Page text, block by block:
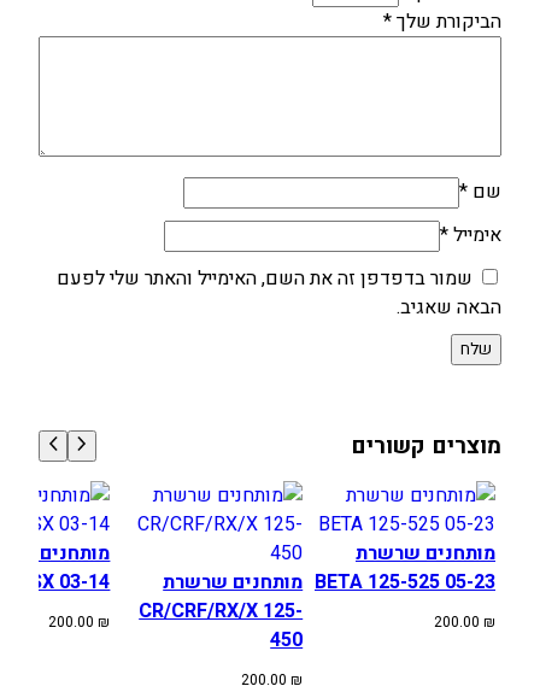
הביקורת שלך*
שם *
אימייל*
שמור בדפדפן זה את השם, האימייל והאתר שלי לפעם
הבאה שאגיב.
מוצרים קשורים
מותחנים שרשרת
BETA 125-525 05-23
200.00 ₪
מותחנים שרשרת
CR/CRF/RX/X 125-
450
200.00₪
85SX 03-14
200.00₪